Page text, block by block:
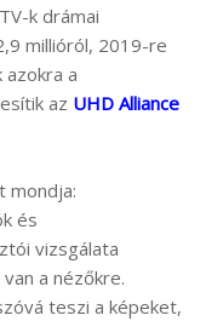
k drámai
millióról, 2019-re
a
az UHD Alliance
mondja:
és
vizsgálata
a nézőkre.
teszi a képeket,